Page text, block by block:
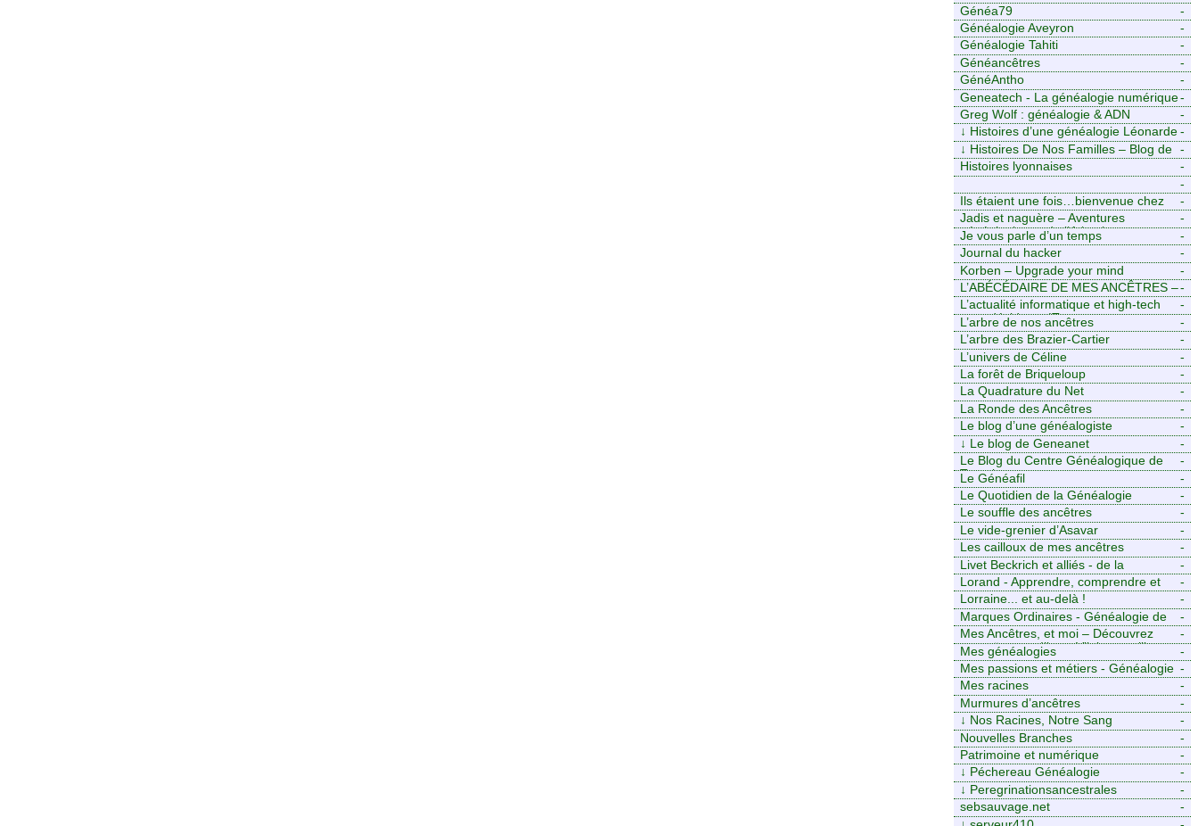
-
Généa79
-
Généalogie Aveyron
-
Généalogie Tahiti
-
Généancêtres
-
GénéAntho
-
Geneatech - La généalogie numérique
à portée de tous
-
Greg Wolf : généalogie & ADN
-
↓ Histoires d’une généalogie Léonarde
-
↓ Histoires De Nos Familles – Blog de
généalogie
-
Histoires lyonnaises
-
https://
-
Ils étaient une fois…bienvenue chez
mes ancêtres. – Une histoire
tourangelle, mais pas seulement.
-
Jadis et naguère – Aventures
généalogiques de l’Atlantique aux
contreforts des Alpes
-
Je vous parle d’un temps
-
Journal du hacker
-
Korben – Upgrade your mind
-
L’ABÉCÉDAIRE DE MES ANCÊTRES –
Tout ce que j’aurais aimé savoir sur ma
famille mais n’ai jamais osé demander
-
L’actualité informatique et high-tech
pour décideurs IT.
-
L’arbre de nos ancêtres
-
L’arbre des Brazier-Cartier
-
L’univers de Céline
-
La forêt de Briqueloup
-
La Quadrature du Net
-
La Ronde des Ancêtres
-
Le blog d’une généalogiste
-
↓ Le blog de Geneanet
-
Le Blog du Centre Généalogique de
Touraine -
-
Le Généafil
-
Le Quotidien de la Généalogie
-
Le souffle des ancêtres
-
Le vide-grenier d’Asavar
-
Les cailloux de mes ancêtres
-
Livet Beckrich et alliés - de la
généalogie à l’écriture.
-
Lorand - Apprendre, comprendre et
transmettre pour exister. (Descartes)
-
Lorraine... et au-delà !
-
Marques Ordinaires - Généalogie de
Moselle et d’ailleurs
-
Mes Ancêtres, et moi – Découvrez
mes aïeux en Ille-et-Vilaine et ailleurs
-
Mes généalogies
-
Mes passions et métiers - Généalogie
et Tir à l’Arc
-
Mes racines
-
Murmures d’ancêtres
-
↓ Nos Racines, Notre Sang
-
Nouvelles Branches
-
Patrimoine et numérique
-
↓ Péchereau Généalogie
-
↓ Peregrinationsancestrales
-
sebsauvage.net